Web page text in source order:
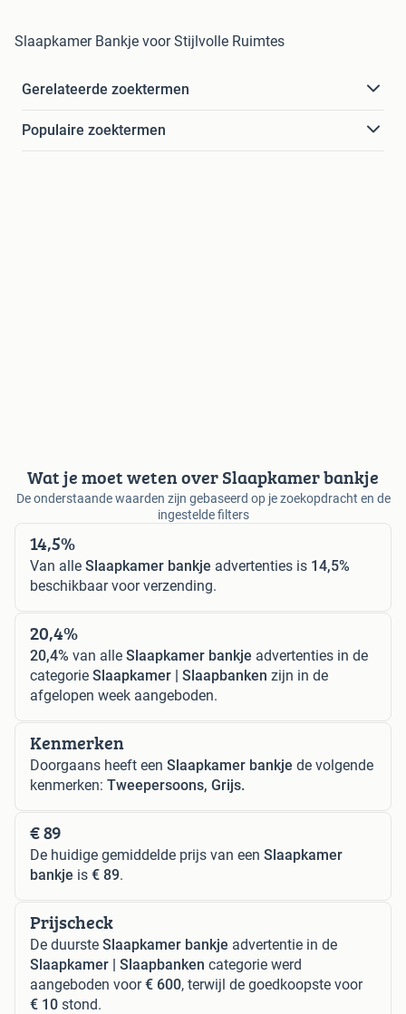
Slaapkamer Bankje voor Stijlvolle Ruimtes
Gerelateerde zoektermen
Populaire zoektermen
Wat je moet weten over Slaapkamer bankje
De onderstaande waarden zijn gebaseerd op je zoekopdracht en de
ingestelde filters
14,5%
Van alle Slaapkamer bankje advertenties is 14,5%
beschikbaar voor verzending.
20,4%
20,4% van alle Slaapkamer bankje advertenties in de
categorie Slaapkamer | Slaapbanken zijn in de
afgelopen week aangeboden.
Kenmerken
Doorgaans heeft een Slaapkamer bankje de volgende
kenmerken: Tweepersoons, Grijs.
€ 89
De huidige gemiddelde prijs van een Slaapkamer
bankje is € 89.
Prijscheck
De duurste Slaapkamer bankje advertentie in de
Slaapkamer | Slaapbanken categorie werd
aangeboden voor€ 600, terwijl de goedkoopste voor
€ 10 stond.